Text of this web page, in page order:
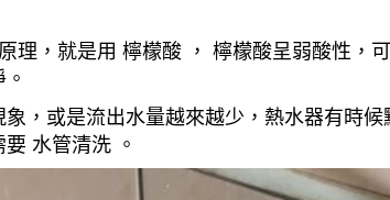
，就是用 檸檬酸 ， 檸檬酸呈弱酸性，
，或是流出水量越來越少，熱水器有時
水管清洗 。